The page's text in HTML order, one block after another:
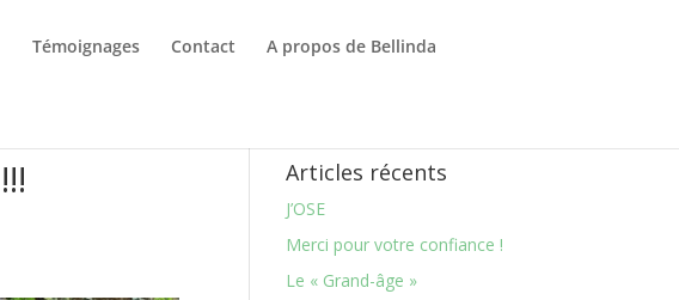
Témoignages Contact A propos de Bellinda
Articles récents
J’OSE
Merci pour votre confiance !
Le « Grand-âge »